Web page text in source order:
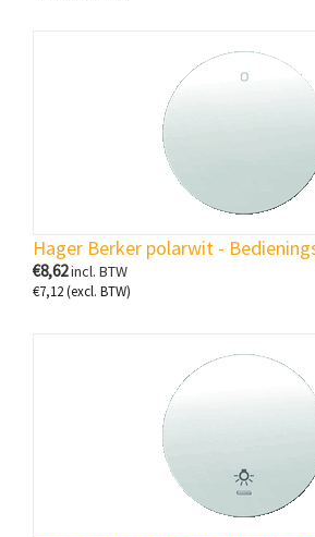
Hager Berker polarwit -
€8,62incl. BTW
€7,12(excl. BTW)